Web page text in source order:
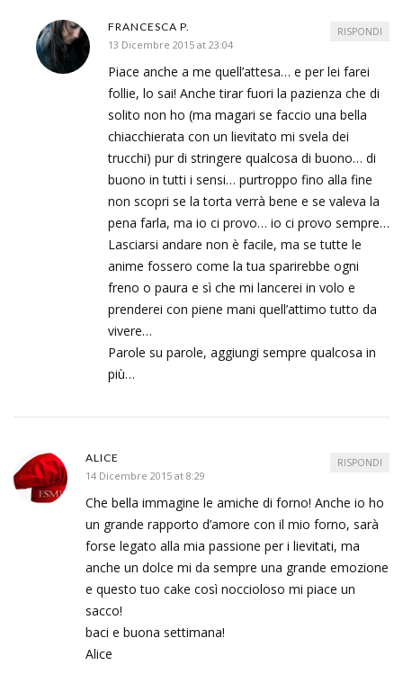
FRANCESCA P.
13 Dicembre 2015 at 23:04
Piace anche a me quell’attesa… e per lei farei
follie, lo sai! Anche tirar fuori la pazienza che di
solito non ho (ma magari se faccio una bella
chiacchierata con un lievitato mi svela dei
trucchi) pur di stringere qualcosa di buono… di
buono in tutti i sensi… purtroppo fino alla fine
non scopri se la torta verrà bene e se valeva la
pena farla, ma io ci provo… io ci provo sempre…
Lasciarsi andare non è facile, ma se tutte le
anime fossero come la tua sparirebbe ogni
freno o paura e sì che mi lancerei in volo e
prenderei con piene mani quell’attimo tutto da
vivere…
Parole su parole, aggiungi sempre qualcosa in
più…
RISPONDI
ALICE
14 Dicembre 2015 at 8:29
Che bella immagine le amiche di forno! Anche io ho
un grande rapporto d’amore con il mio forno, sarà
forse legato alla mia passione per i lievitati, ma
anche un dolce mi da sempre una grande emozione
e questo tuo cake così noccioloso mi piace un
sacco!
baci e buona settimana!
Alice
RISPONDI